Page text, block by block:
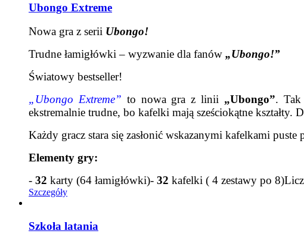
Ubongo Extreme
Nowa gra z serii Ubongo!
Trudne łamigłówki – wyzwanie dla fanów „Ubongo!”
Światowy bestseller!
„Ubongo Extreme” to nowa gra z linii „Ubongo”. Tak
ekstremalnie trudne, bo kafelki mają sześciokątne
Każdy gracz stara się zasłonić wskazanymi kafelkami
Elementy gry:
- 32 karty (64 łamigłówki)- 32 kafelki ( 4 zestawy po 8)
Szczegóły
Szkoła latania